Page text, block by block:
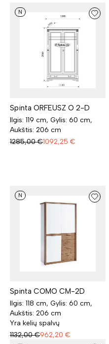
N
Spinta ORFEUSZ O 2-D
Ilgis: 119 cm, Gylis: 60 cm,
Aukštis: 206 cm
1285,00 €1092,25 €
N
Spinta COMO CM-2D
Ilgis: 118 cm, Gylis: 60 cm,
Aukštis: 206 cm
Yra kelių spalvų
1132,00 €962,20 €